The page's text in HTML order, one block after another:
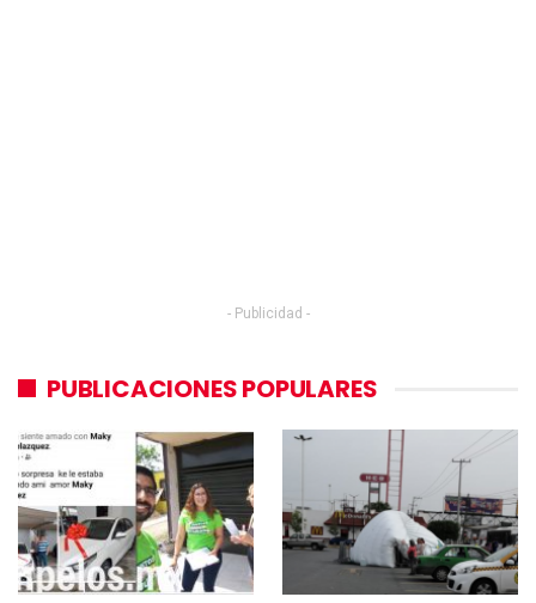
- Publicidad -
PUBLICACIONES POPULARES